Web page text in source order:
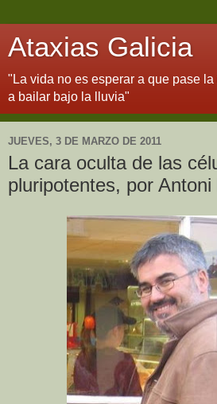
Ataxias Galicia
"La vida no es esperar a que pase
a bailar bajo la lluvia"
JUEVES, 3 DE MARZO DE 2011
La cara oculta de las
pluripotentes, por